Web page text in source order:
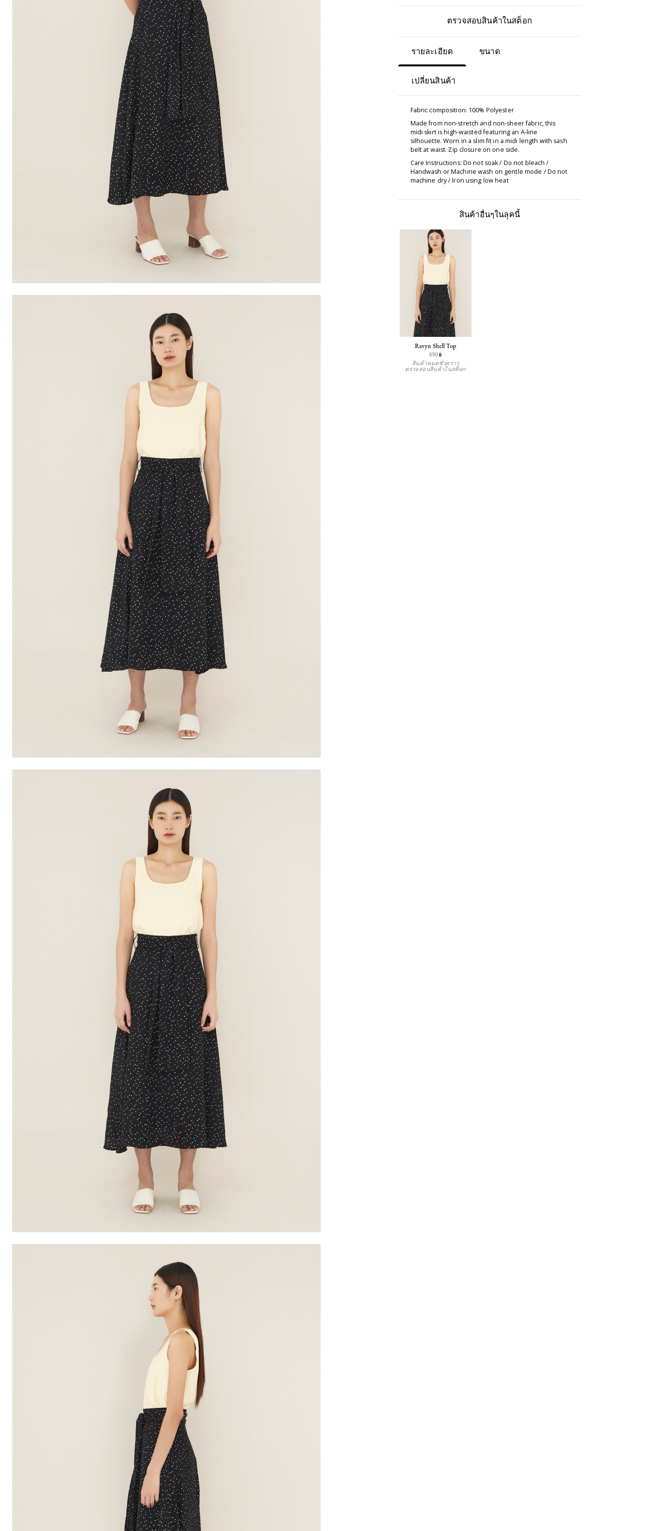
ตรวจสอบสินค้าในสต็อก
รายละเอียด ขนาด
เปลี่ยนสินค้า
Fabric composition: 100% Polyester
Made from non-stretch and non-sheer fabric, this
midi skirt is high-waisted featuring an A-line
silhouette. Worn in a slim fit in a midi length with sash
belt at waist. Zip closure on one side.
Care Instructions: Do not soak / Do not bleach /
Handwash or Machine wash on gentle mode / Do not
machine dry / Iron using low heat
สินค้าอื่นๆในลุคนี้
Ravyn Shell Top
690฿
สินค้าหมดชั่วคราว
ตรวจสอบสินค้าในสต็อก